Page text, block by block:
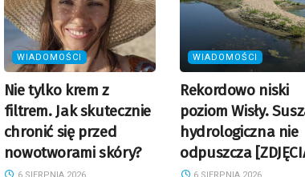
WIADOMOŚCI
Nie tylko krem z
filtrem. Jak skutecznie
chronić się przed
nowotworami skóry?
6 SIERPNIA 2026
WIADOMOŚCI
Rekordowo niski
poziom Wisły.
hydrologiczna nie
odpuszcza
6 SIERPNIA 2026